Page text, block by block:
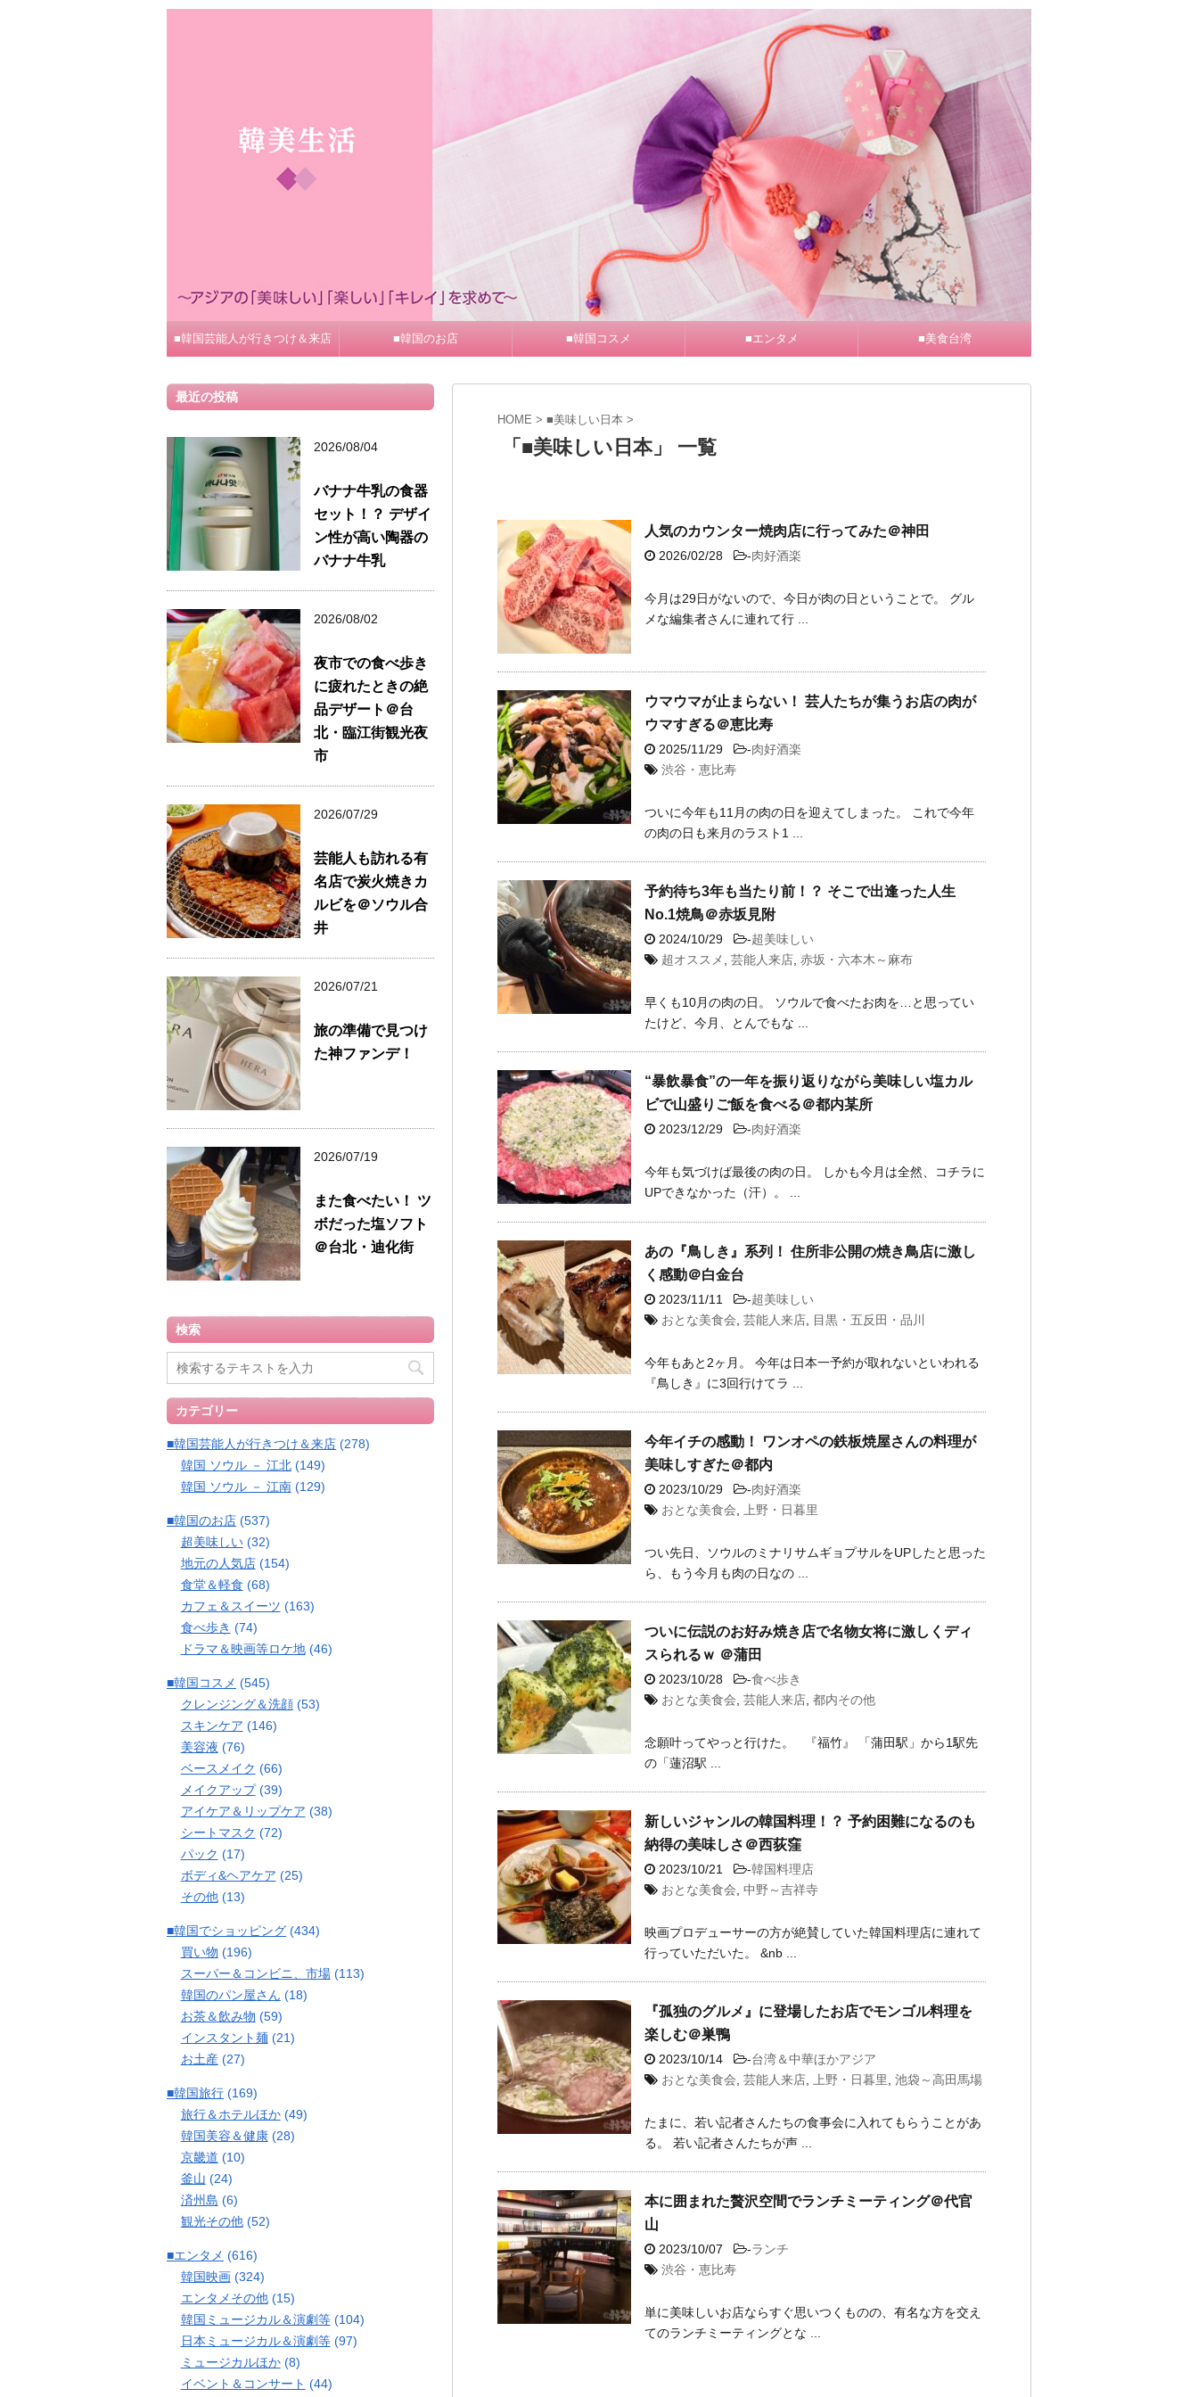
■韓国芸能人が行きつけ＆来店 ■韓国のお店 ■韓国コスメ ■エンタメ ■美食台湾
HOME > ■美味しい日本 >
「■美味しい日本」 一覧
人気のカウンター焼肉店に行ってみた＠神田
2026/02/28 -肉好酒楽
今月は29日がないので、今日が肉の日ということで。 グル
メな編集者さんに連れて行 ...
ウマウマが止まらない！ 芸人たちが集うお店の肉が
ウマすぎる＠恵比寿
2025/11/29 -肉好酒楽
渋谷・恵比寿
ついに今年も11月の肉の日を迎えてしまった。 これで今年
の肉の日も来月のラスト1 ...
予約待ち3年も当たり前！？ そこで出逢った人生
No.1焼鳥＠赤坂見附
2024/10/29 -超美味しい
超オススメ
芸能人来店 赤坂・六本木～麻布
早くも10月の肉の日。 ソウルで食べたお肉を…と思ってい
たけど、今月、とんでもな ...
“暴飲暴食”の一年を振り返りながら美味しい塩カル
ビで山盛りご飯を食べる＠都内某所
2023/12/29 -肉好酒楽
今年も気づけば最後の肉の日。 しかも今月は全然、コチラに
UPできなかった（汗）。 ...
あの『鳥しき』系列！ 住所非公開の焼き鳥店に激し
く感動＠白金台
2023/11/11 -超美味しい
おとな美食会 芸能人来店 目黒・五反田・品川
今年もあと2ヶ月。 今年は日本一予約が取れないといわれる
『鳥しき』に3回行けてラ ...
今年イチの感動！ ワンオペの鉄板焼屋さんの料理が
美味しすぎた＠都内
2023/10/29 -肉好酒楽
おとな美食会
上野・日暮里
つい先日、ソウルのミナリサムギョプサルをUPしたと思った
ら、もう今月も肉の日なの ...
ついに伝説のお好み焼き店で名物女将に激しくディ
スられるｗ ＠蒲田
2023/10/28 -食べ歩き
おとな美食会 芸能人来店 都内その他
念願叶ってやっと行けた。 『福竹』 「蒲田駅」から1駅先
の「蓮沼駅 ...
新しいジャンルの韓国料理！？ 予約困難になるのも
納得の美味しさ＠西荻窪
2023/10/21 -韓国料理店
おとな美食会 中野～吉祥寺
映画プロデューサーの方が絶賛していた韓国料理店に連れて
行っていただいた。 &nb ...
『孤独のグルメ』に登場したお店でモンゴル料理を
楽しむ＠巣鴨
2023/10/14 -台湾＆中華ほかアジア
おとな美食会 芸能人来店 上野・日暮里 池袋～高田馬場
たまに、若い記者さんたちの食事会に入れてもらうことがあ
る。 若い記者さんたちが声 ...
本に囲まれた贅沢空間でランチミーティング＠代官
山
2023/10/07 -ランチ
渋谷・恵比寿
単に美味しいお店ならすぐ思いつくものの、有名な方を交え
てのランチミーティングとな ...
最近の投稿
2026/08/04
バナナ牛乳の食器
セット！？ デザイ
ン性が高い陶器の
バナナ牛乳
2026/08/02
夜市での食べ歩き
に疲れたときの絶
品デザート＠台
北・臨江街観光夜
市
2026/07/29
芸能人も訪れる有
名店で炭火焼きカ
ルビを＠ソウル合
井
2026/07/21
旅の準備で見つけ
た神ファンデ！
2026/07/19
また食べたい！ ツ
ボだった塩ソフト
＠台北・迪化街
検索
カテゴリー
■韓国芸能人が行きつけ＆来店 (278)
韓国 ソウル － 江北(149)
韓国 ソウル － 江南(129)
■韓国のお店 (537)
超美味しい(32)
地元の人気店(154)
食堂＆軽食 (68)
カフェ＆スイーツ (163)
食べ歩き (74)
ドラマ＆映画等ロケ地(46)
■韓国コスメ (545)
クレンジング＆洗顔(53)
スキンケア (146)
美容液 (76)
ベースメイク (66)
メイクアップ(39)
アイケア＆リップケア (38)
シートマスク (72)
パック (17)
ボディ&ヘアケア (25)
その他(13)
■韓国でショッピング (434)
買い物 (196)
スーパー＆コンビニ、市場(113)
韓国のパン屋さん (18)
お茶＆飲み物 (59)
インスタント麺(21)
お土産(27)
■韓国旅行 (169)
旅行＆ホテルほか(49)
韓国美容＆健康(28)
京畿道 (10)
釜山 (24)
済州島 (6)
観光その他(52)
■エンタメ (616)
韓国映画(324)
エンタメその他(15)
韓国ミュージカル＆演劇等(104)
日本ミュージカル＆演劇等(97)
ミュージカルほか(8)
イベント＆コンサート (44)